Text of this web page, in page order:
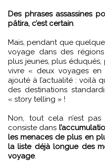
Des phrases assassines
pâtira, c’est certain.
Mais, pendant que
voyage dans des régions
plus jeunes, plus
vivre « deux voyages
ajouté à l’actualité : voilà
des destinations
« story telling » !
Non, tout cela n’est pas
consiste dans
les menaces de plus en
la liste déjà longue des
voyage.